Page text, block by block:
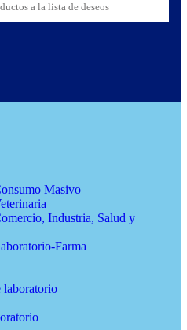
a la lista de deseos
Masivo
Industria, Salud y
Farma
laboratorio